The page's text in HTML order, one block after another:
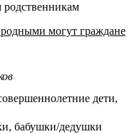
могут граждане
дети,
бабушки/дедушки